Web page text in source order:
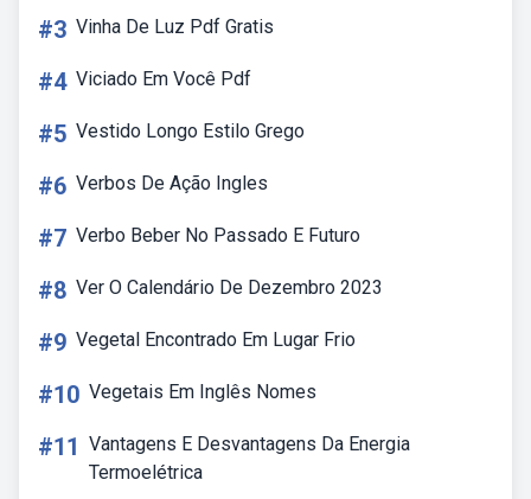
#3 Vinha De Luz Pdf Gratis
#4 Viciado Em Você Pdf
#5 Vestido Longo Estilo Grego
#6 Verbos De Ação Ingles
#7 Verbo Beber No Passado E Futuro
#8 Ver O Calendário De Dezembro 2023
#9 Vegetal Encontrado Em Lugar Frio
#10 Vegetais Em Inglês Nomes
#11 Vantagens E Desvantagens Da Energia
Termoelétrica